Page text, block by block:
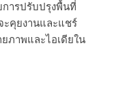
ารปรับปรุงพื้นที่
ะคุยงานและแชร์
ภาพและไอเดียใน